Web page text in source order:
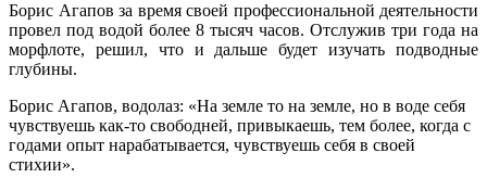
Борис Агапов за время своей профессиональной деятельности
провел под водой более 8 тысяч часов. Отслужив три года на
морфлоте, решил, что и дальше будет изучать подводные
глубины.
Борис Агапов, водолаз: «На земле то на земле, но в воде себя
чувствуешь как-то свободней, привыкаешь, тем более, когда с
годами опыт нарабатывается, чувствуешь себя в своей
стихии».